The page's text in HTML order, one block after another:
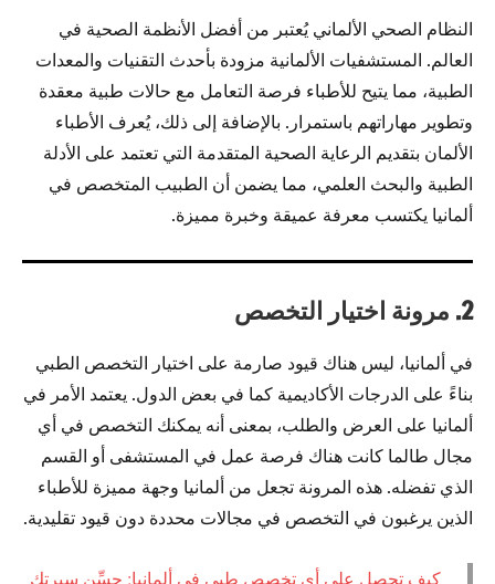
النظام الصحي الألماني يُعتبر من أفضل الأنظمة الصحية في
العالم. المستشفيات الألمانية مزودة بأحدث التقنيات والمعدات
الطبية، مما يتيح للأطباء فرصة التعامل مع حالات طبية معقدة
وتطوير مهاراتهم باستمرار. بالإضافة إلى ذلك، يُعرف الأطباء
الألمان بتقديم الرعاية الصحية المتقدمة التي تعتمد على الأدلة
الطبية والبحث العلمي، مما يضمن أن الطبيب المتخصص في
ألمانيا يكتسب معرفة عميقة وخبرة مميزة.
2. مرونة اختيار التخصص
في ألمانيا، ليس هناك قيود صارمة على اختيار التخصص الطبي
بناءً على الدرجات الأكاديمية كما في بعض الدول. يعتمد الأمر في
ألمانيا على العرض والطلب، بمعنى أنه يمكنك التخصص في أي
مجال طالما كانت هناك فرصة عمل في المستشفى أو القسم
الذي تفضله. هذه المرونة تجعل من ألمانيا وجهة مميزة للأطباء
الذين يرغبون في التخصص في مجالات محددة دون قيود تقليدية.
كيف تحصل على أي تخصص طبي في ألمانيا: حسِّن سيرتك